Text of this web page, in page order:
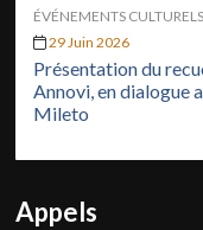
ÉVÉNEMENTS CULTURELS
29 Juin 2026
Présentation du
Annovi, en dialogue
Mileto
Appels